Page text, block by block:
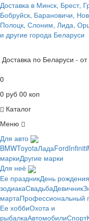
Доставка в Минск, Брест,
Бобруйск, Барановичи,
Полоцк, Слоним, Лида,
и другие города Беларуси
Доставка по Беларуси -
0
0 руб 00 коп
Каталог
Меню
Для авто
BMWToyotaЛадаFordInfiniti
маркиДругие марки
Для неё
Ее праздникДень рождения
зодиакаСвадьбаДевичник
мартаПрофессиональный
Ее хоббиОхота и
рыбалкаАвтомобилиСпорт